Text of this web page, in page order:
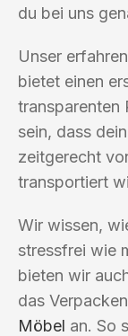
du bei uns
Unser
bietet einen
transparenten
sein, dass
zeitgerecht
transportiert
Wir wissen,
stressfrei wie
bieten wir
das
Möbel an. So